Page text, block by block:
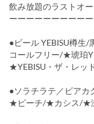
飲み放題のラストオ
ーーーーーーーーー
●ビール YEBISU樽
コールフリー/★琥珀
★YEBISU・ザ・レッ
●ソラチラテ／ビア
★ピーチ/★カシス/★